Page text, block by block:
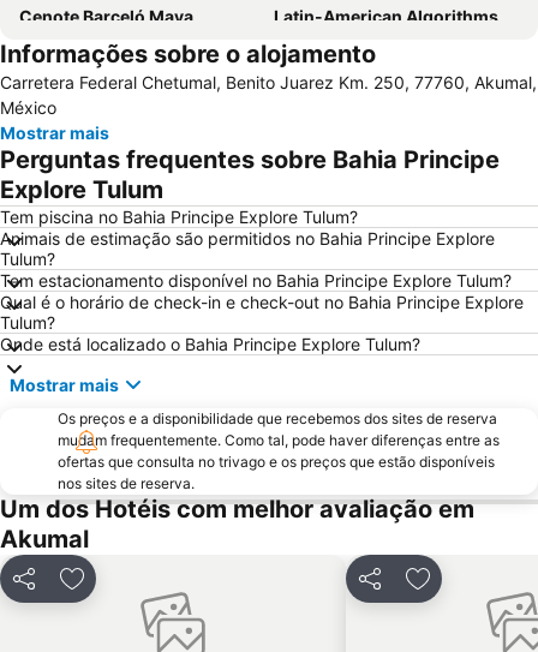
Cenote Barceló Maya
Latin-American Algorithms, Graphs and Optimization Symposium
Playa de San Francisco
Informações sobre o alojamento
Carretera Federal Chetumal, Benito Juarez Km. 250, 77760, Akumal,
México
Mostrar mais
Perguntas frequentes sobre Bahia Principe
Explore Tulum
Tem piscina no Bahia Principe Explore Tulum?
Animais de estimação são permitidos no Bahia Principe Explore
Tulum?
Tem estacionamento disponível no Bahia Principe Explore Tulum?
Qual é o horário de check-in e check-out no Bahia Principe Explore
Tulum?
Onde está localizado o Bahia Principe Explore Tulum?
Mostrar mais
Os preços e a disponibilidade que recebemos dos sites de reserva
mudam frequentemente. Como tal, pode haver diferenças entre as
ofertas que consulta no trivago e os preços que estão disponíveis
nos sites de reserva.
Um dos Hotéis com melhor avaliação em
Akumal
PartilharAdicionar aos favoritos PartilharAdicionar